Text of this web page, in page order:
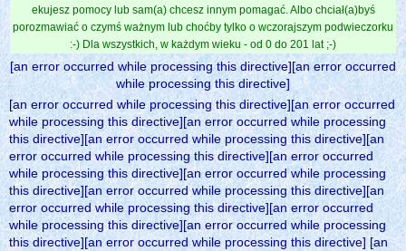
ekujesz pomocy lub sam(a) chcesz innym pomagać. Albo chciał(a)byś
porozmawiać o czymś ważnym lub choćby tylko o wczorajszym podwieczorku
:-) Dla wszystkich, w każdym wieku - od 0 do 201 lat ;-)
[an error occurred while processing this directive][an error occurred
while processing this directive]
[an error occurred while processing this directive][an error occurred
while processing this directive][an error occurred while processing
this directive][an error occurred while processing this directive][an
error occurred while processing this directive][an error occurred
while processing this directive][an error occurred while processing
this directive][an error occurred while processing this directive][an
error occurred while processing this directive][an error occurred
while processing this directive][an error occurred while processing
this directive][an error occurred while processing this directive] [an